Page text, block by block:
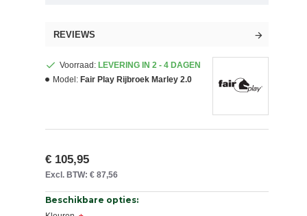
REVIEWS
Voorraad: LEVERING IN 2 - 4 DAGEN
Model: Fair Play Rijbroek Marley 2.0
€ 105,95
Excl. BTW: € 87,56
Beschikbare opties: